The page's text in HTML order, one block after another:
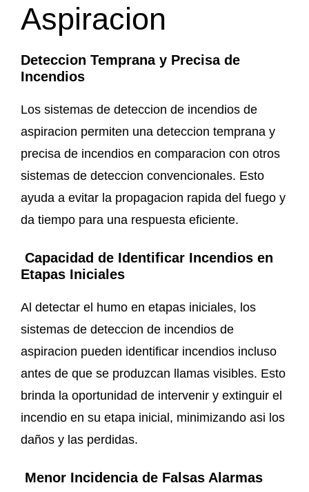
Aspiracion
Deteccion Temprana y Precisa de
Incendios
Los sistemas de deteccion de incendios de
aspiracion permiten una deteccion temprana y
precisa de incendios en comparacion con otros
sistemas de deteccion convencionales. Esto
ayuda a evitar la propagacion rapida del fuego y
da tiempo para una respuesta eficiente.
Capacidad de Identificar Incendios en
Etapas Iniciales
Al detectar el humo en etapas iniciales, los
sistemas de deteccion de incendios de
aspiracion pueden identificar incendios incluso
antes de que se produzcan llamas visibles. Esto
brinda la oportunidad de intervenir y extinguir el
incendio en su etapa inicial, minimizando asi los
daños y las perdidas.
Menor Incidencia de Falsas Alarmas